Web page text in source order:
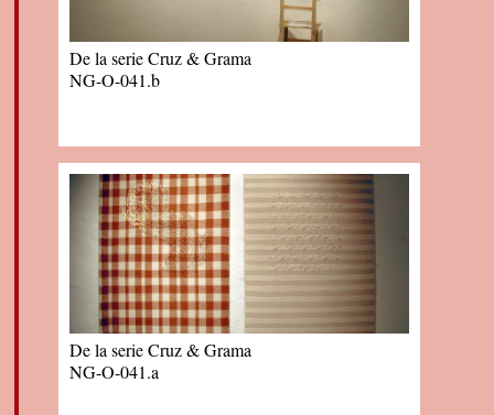
De la serie Cruz & Grama
NG-O-041.b
De la serie Cruz & Grama
NG-O-041.a